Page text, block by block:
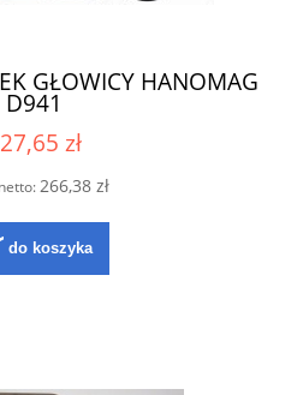
GŁOWICY HANOMAG
D941
zł
266,38 zł
do koszyka